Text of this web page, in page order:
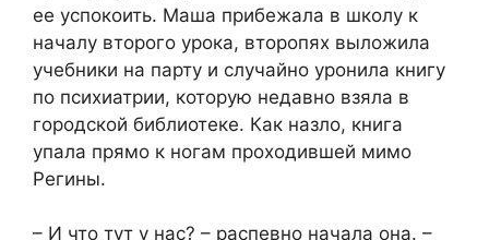
ее успокоить. Маша прибежала в школу к
началу второго урока, второпях выложила
учебники на парту и случайно уронила книгу
по психиатрии, которую недавно взяла в
городской библиотеке. Как назло, книга
упала прямо к ногам проходившей мимо
Регины.
– И что тут у нас? – распевно начала она. –